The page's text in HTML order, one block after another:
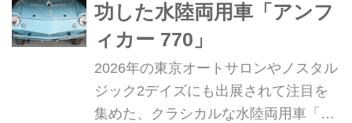
功した水陸両用車「アンフ
ィカー 770」
2026年の東京オートサロンやノスタル
ジック2デイズにも出展されて注目を
集めた、クラシカルな水陸両用車「ア